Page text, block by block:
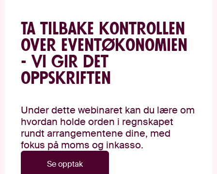
Ta tilbake kontrollen
over eventøkonomien
- Vi gir det
oppskriften
Under dette webinaret kan du lære om
hvordan holde orden i regnskapet
rundt arrangementene dine, med
fokus på moms og inkasso.
Se opptak